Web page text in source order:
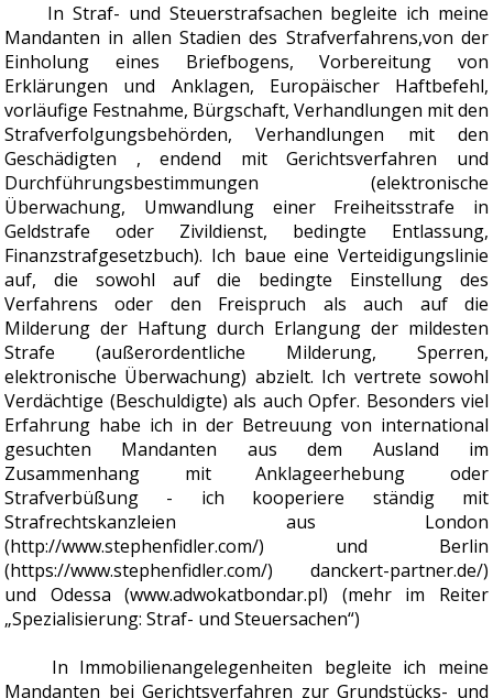
In Straf- und Steuerstrafsachen begleite ich meine
Mandanten in allen Stadien des Strafverfahrens,von der
Einholung eines Briefbogens, Vorbereitung von
Erklärungen und Anklagen, Europäischer Haftbefehl,
vorläufige Festnahme, Bürgschaft, Verhandlungen mit den
Strafverfolgungsbehörden, Verhandlungen mit den
Geschädigten , endend mit Gerichtsverfahren und
Durchführungsbestimmungen (elektronische
Überwachung, Umwandlung einer Freiheitsstrafe in
Geldstrafe oder Zivildienst, bedingte Entlassung,
Finanzstrafgesetzbuch). Ich baue eine Verteidigungslinie
auf, die sowohl auf die bedingte Einstellung des
Verfahrens oder den Freispruch als auch auf die
Milderung der Haftung durch Erlangung der mildesten
Strafe (außerordentliche Milderung, Sperren,
elektronische Überwachung) abzielt. Ich vertrete sowohl
Verdächtige (Beschuldigte) als auch Opfer. Besonders viel
Erfahrung habe ich in der Betreuung von international
gesuchten Mandanten aus dem Ausland im
Zusammenhang mit Anklageerhebung oder
Strafverbüßung - ich kooperiere ständig mit
Strafrechtskanzleien aus London
(http://www.stephenfidler.com/) und Berlin
(https://www.stephenfidler.com/) danckert-partner.de/)
und Odessa (www.adwokatbondar.pl) (mehr im Reiter
„Spezialisierung: Straf- und Steuersachen“)
In Immobilienangelegenheiten begleite ich meine
Mandanten bei Gerichtsverfahren zur Grundstücks- und